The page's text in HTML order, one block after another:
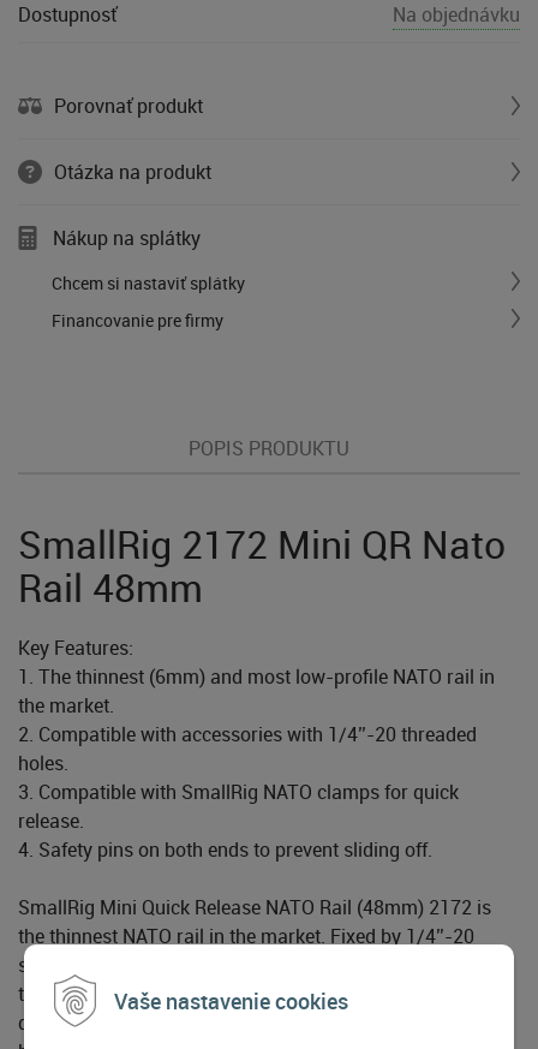
Vaše nastavenie cookies
Dostupnosť Na objednávku
Porovnať produkt
Otázka na produkt
Nákup na splátky
Chcem si nastaviť splátky
Financovanie pre firmy
POPIS PRODUKTU
SmallRig 2172 Mini QR Nato
Rail 48mm
Key Features:
1. The thinnest (6mm) and most low-profile NATO rail in
the market.
2. Compatible with accessories with 1/4’’-20 threaded
holes.
3. Compatible with SmallRig NATO clamps for quick
release.
4. Safety pins on both ends to prevent sliding off.
SmallRig Mini Quick Release NATO Rail (48mm) 2172 is
the thinnest NATO rail in the market. Fixed by 1/4’’-20
screws to devices such as camera, monitor, wireless video
transmitter or receiver, etc., it works with NATO clamps for
quick attachment and release. It features safety pins on